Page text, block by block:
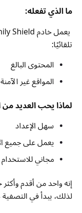
ما الذي تفعله:
تلقائيًا:
المحتوى البالغ
المواقع غير الآمنة
لماذا يحب العديد من
سهل الإعداد
يعمل على جميع
مجاني للاستخدام
لذلك، يبدأ في